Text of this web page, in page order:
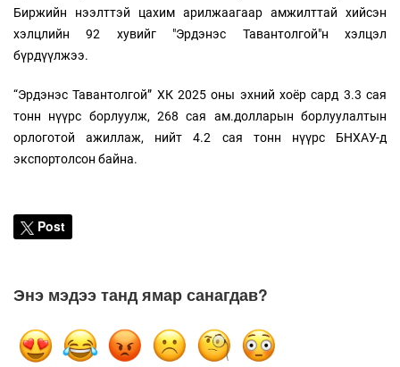
Биржийн нээлттэй цахим арилжаагаар амжилттай хийсэн
хэлцлийн 92 хувийг "Эрдэнэс Тавантолгой"н хэлцэл
бүрдүүлжээ.
“Эрдэнэс Тавантолгой” ХК 2025 оны эхний хоёр сард 3.3 сая
тонн нүүрс борлуулж, 268 сая ам.долларын борлуулалтын
орлоготой ажиллаж, нийт 4.2 сая тонн нүүрс БНХАУ-д
экспортолсон байна.
Post
Энэ мэдээ танд ямар санагдав?